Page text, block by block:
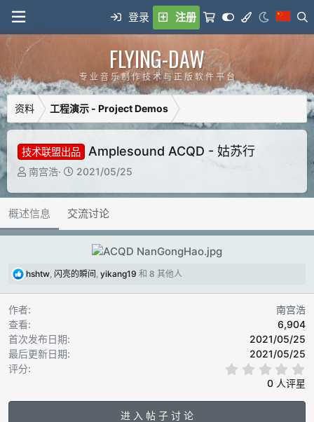
登录 注册
FLYING-DAW
专 业 音 乐 制 作 技 术 与 正 版 软 件 平 台
资料 工程演示 - Project Demos
技术联盟出品 Amplesound ACQD - 姑苏行
作
南宫浩
C
e
a
t
n
2021/05/25
概述信息 交流讨论
反hshtw 闪亮的瞬间 yikang19 和 8 其他人
作者
南宫浩
查看
6,904
首次发布日期
2021/05/25
最后更新日期
2021/05/25
评分
0
0
0 人评星
进 入 帖 子 讨 论